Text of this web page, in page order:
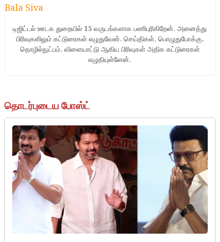
Bala Siva
டிஜிட்டல் ஊடக துறையில் 15 வருடங்களாக பணிபுரிகிறேன். அனைத்து
பிரிவுகளிலும் கட்டுரைகள் எழுதுவேன். செய்திகள், பொழுதுபோக்கு,
தொழில்நுட்பம், விளையாட்டு ஆகிய பிரிவுகள் அதிக கட்டுரைகள்
எழுதியுள்ளேன்.
தொடர்புடைய போஸ்ட்